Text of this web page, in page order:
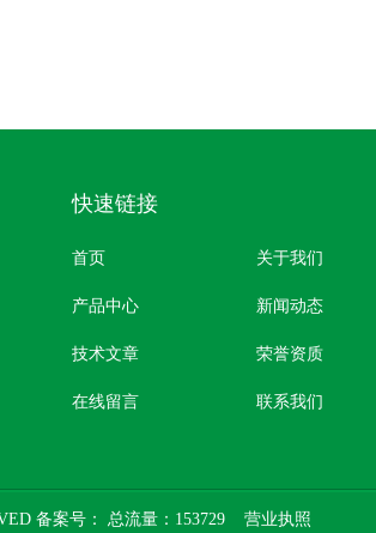
快速链接
首页 关于我们
产品中心 新闻动态
技术文章 荣誉资质
在线留言 联系我们
备案号： 总流量：153729 营业执照